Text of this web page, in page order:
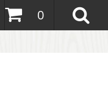
0